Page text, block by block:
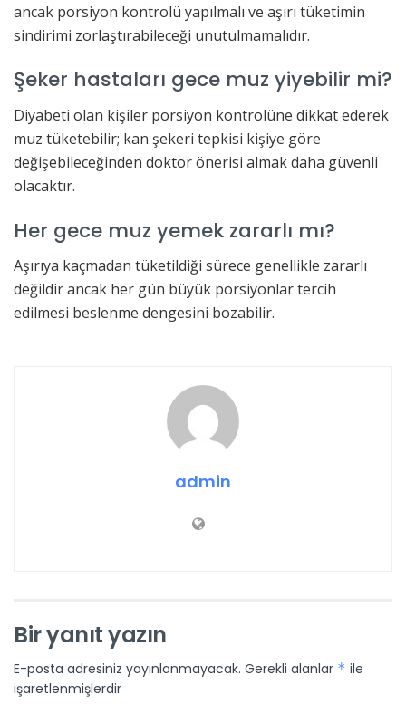
ancak porsiyon kontrolü yapılmalı ve aşırı tüketimin
sindirimi zorlaştırabileceği unutulmamalıdır.
Şeker hastaları gece muz yiyebilir mi?
Diyabeti olan kişiler porsiyon kontrolüne dikkat ederek
muz tüketebilir; kan şekeri tepkisi kişiye göre
değişebileceğinden doktor önerisi almak daha güvenli
olacaktır.
Her gece muz yemek zararlı mı?
Aşırıya kaçmadan tüketildiği sürece genellikle zararlı
değildir ancak her gün büyük porsiyonlar tercih
edilmesi beslenme dengesini bozabilir.
admin
Bir yanıt yazın
E-posta adresiniz yayınlanmayacak. Gerekli alanlar * ile
işaretlenmişlerdir